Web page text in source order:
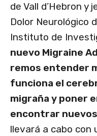
de Vall d’Hebron y
Dolor Neurológico
Instituto de
nuevo Migraine
remos entender
funciona el
migraña y poner
encontrar
llevará a cabo con